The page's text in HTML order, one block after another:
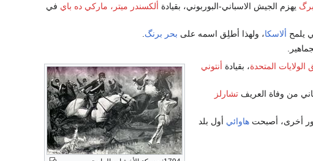
يهزم الجيش الاسباني-البوربوني، بقيادة ألكسندر ميتر، ماركي ده باي في
يلمح ألاسكا، ولهذا أطلِق اسمه على بحر برنگ.
الولايات المتحدة، بقيادة أنتوني
من وفاة العريفتشارلز
أخرى، أصبحتهاوائي أول بلد